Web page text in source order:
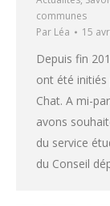
communes
Par Léa 15
Depuis fin
ont été
Chat. A mi-
avons
du service
du Conseil